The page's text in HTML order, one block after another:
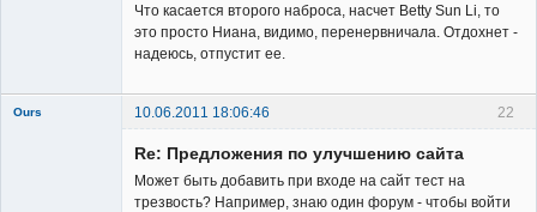
Что касается второго наброса, насчет Betty Sun Li, то
это просто Ниана, видимо, перенервничала. Отдохнет -
надеюсь, отпустит ее.
22
Ours 10.06.2011 18:06:46
Re: Предложения по улучшению сайта
Может быть добавить при входе на сайт тест на
трезвость? Например, знаю один форум - чтобы войти